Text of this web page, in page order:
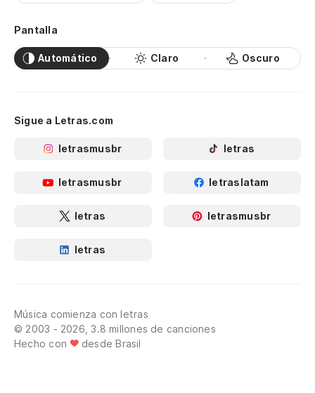
Pantalla
Automático Claro Oscuro
Sigue a Letras.com
letrasmusbr letras
letrasmusbr letraslatam
letras letrasmusbr
letras
Música comienza con letras
© 2003 - 2026, 3.8 millones de canciones
Hecho con
desde Brasil